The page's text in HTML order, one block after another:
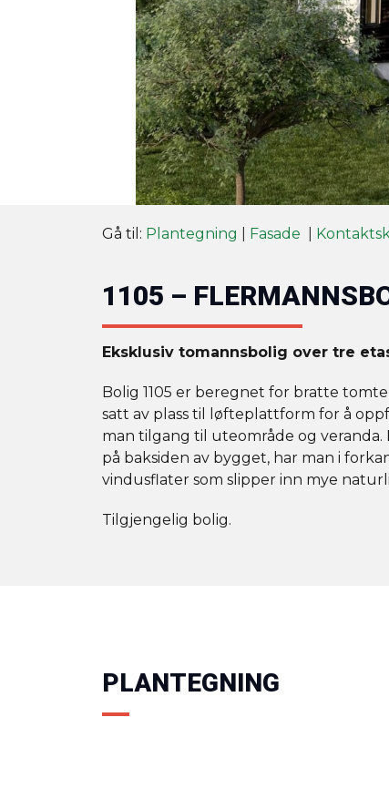
Gå til: Plantegning Fasade
1105 –
Eksklusiv tomannsbolig over tre
Bolig 1105 er beregnet for bratte
satt av plass til løfteplattform for å
man tilgang til uteområde og
på baksiden av bygget, har man i
vindusflater som slipper inn mye
Tilgjengelig bolig.
PLANTEGNING